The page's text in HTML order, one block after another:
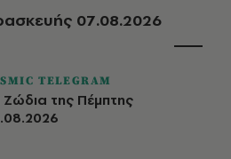
07.08.2026
TELEGRAM
Ζώδια της Πέμπτης